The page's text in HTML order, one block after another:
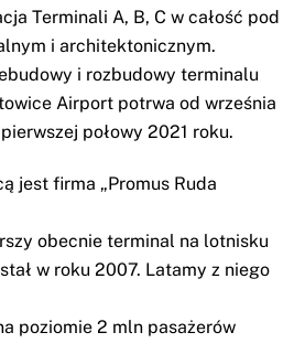
Terminali A, B, C w całość pod
i architektonicznym.
i rozbudowy terminalu
Airport potrwa od września
połowy 2021 roku.
jest firma „Promus Ruda
obecnie terminal na lotnisku
w roku 2007. Latamy z niego
poziomie 2 mln pasażerów